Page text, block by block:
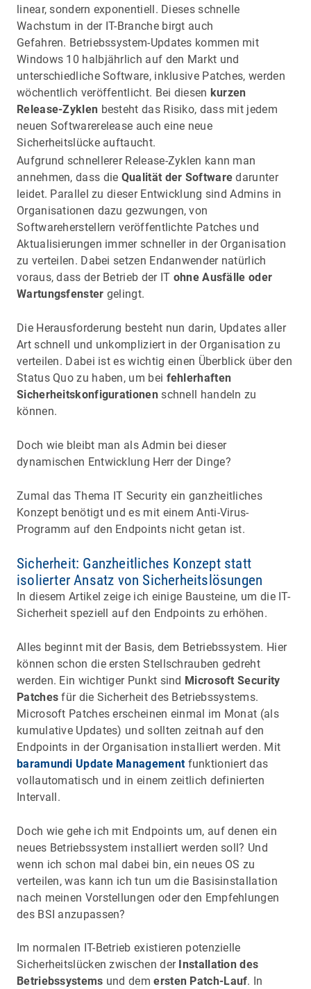
linear, sondern exponentiell. Dieses schnelle
Wachstum in der IT-Branche birgt auch
Gefahren. Betriebssystem-Updates kommen mit
Windows 10 halbjährlich auf den Markt und
unterschiedliche Software, inklusive Patches, werden
wöchentlich veröffentlicht. Bei diesen kurzen
Release-Zyklen besteht das Risiko, dass mit jedem
neuen Softwarerelease auch eine neue
Sicherheitslücke auftaucht.
Aufgrund schnellerer Release-Zyklen kann man
annehmen, dass die Qualität der Software darunter
leidet. Parallel zu dieser Entwicklung sind Admins in
Organisationen dazu gezwungen, von
Softwareherstellern veröffentlichte Patches und
Aktualisierungen immer schneller in der Organisation
zu verteilen. Dabei setzen Endanwender natürlich
voraus, dass der Betrieb der IT ohne Ausfälle oder
Wartungsfenster gelingt.
Die Herausforderung besteht nun darin, Updates aller
Art schnell und unkompliziert in der Organisation zu
verteilen. Dabei ist es wichtig einen Überblick über den
Status Quo zu haben, um bei fehlerhaften
Sicherheitskonfigurationen schnell handeln zu
können.
Doch wie bleibt man als Admin bei dieser
dynamischen Entwicklung Herr der Dinge?
Zumal das Thema IT Security ein ganzheitliches
Konzept benötigt und es mit einem Anti-Virus-
Programm auf den Endpoints nicht getan ist.
Sicherheit: Ganzheitliches Konzept statt
isolierter Ansatz von Sicherheitslösungen
In diesem Artikel zeige ich einige Bausteine, um die IT-
Sicherheit speziell auf den Endpoints zu erhöhen.
Alles beginnt mit der Basis, dem Betriebssystem. Hier
können schon die ersten Stellschrauben gedreht
werden. Ein wichtiger Punkt sind Microsoft Security
Patches für die Sicherheit des Betriebssystems.
Microsoft Patches erscheinen einmal im Monat (als
kumulative Updates) und sollten zeitnah auf den
Endpoints in der Organisation installiert werden. Mit
baramundi Update Managementfunktioniert das
vollautomatisch und in einem zeitlich definierten
Intervall.
Doch wie gehe ich mit Endpoints um, auf denen ein
neues Betriebssystem installiert werden soll? Und
wenn ich schon mal dabei bin, ein neues OS zu
verteilen, was kann ich tun um die Basisinstallation
nach meinen Vorstellungen oder den Empfehlungen
des BSI anzupassen?
Im normalen IT-Betrieb existieren potenzielle
Sicherheitslücken zwischen der Installation des
Betriebssystems und demersten Patch-Lauf. In